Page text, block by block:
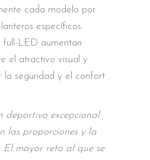
cada modelo por
específicos.
full-LED aumentan
el atractivo visual y
la seguridad y el confort
deportivo excepcional
las proporciones y la
El mayor reto al que se